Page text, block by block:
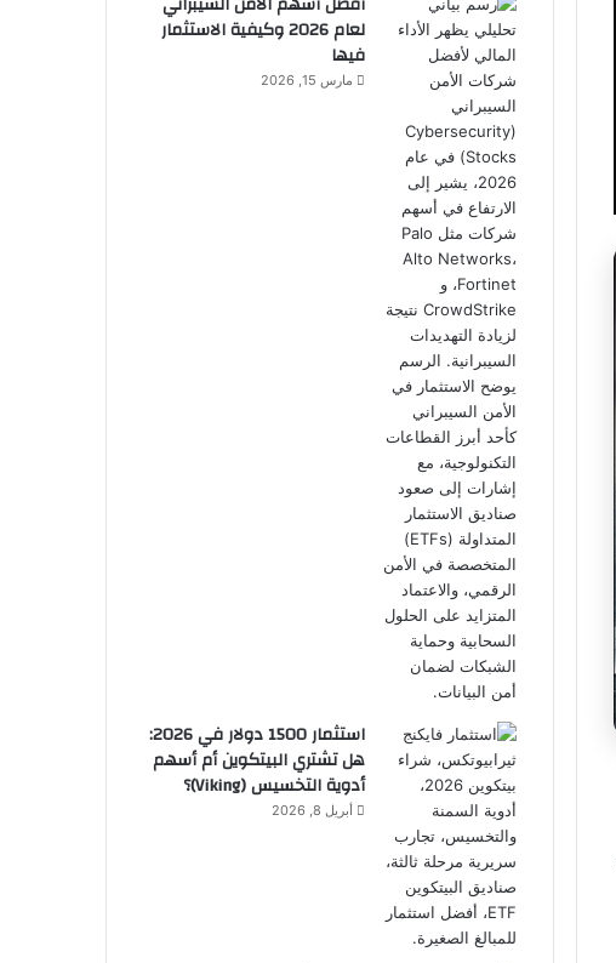
لعام 2026 وكيفية الاستثمار
فيها
مارس 15, 2026
استثمار 1500 دولار في 2026:
هل تشتري البيتكوين أم أسهم
أدوية التخسيس (Viking)؟
أبريل 8, 2026